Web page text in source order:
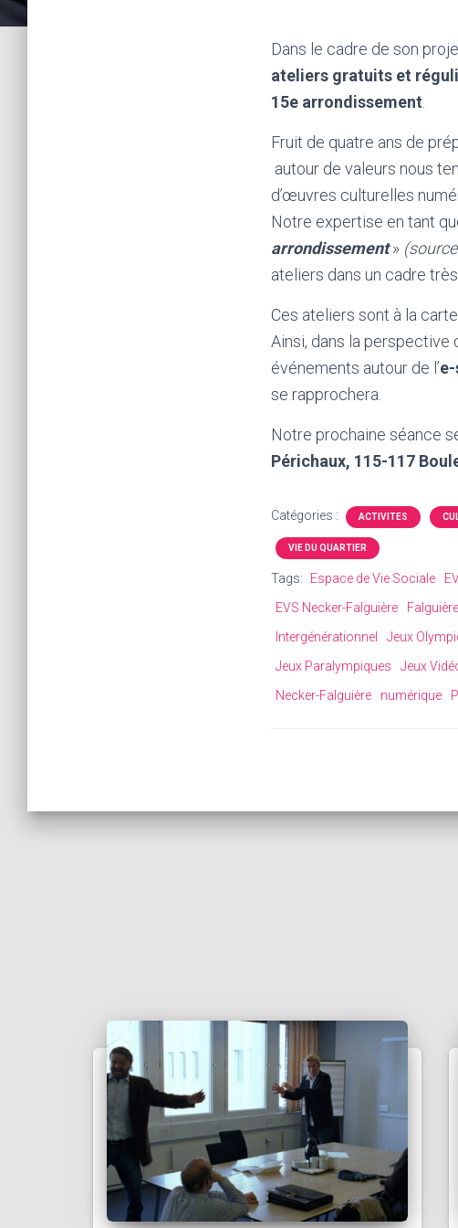
Dans le cadre de son
ateliers gratuits et
15e arrondissement
Fruit de quatre ans de
autour de valeurs nous
d’œuvres culturelles
Notre expertise en tant
arrondissement»
ateliers dans un cadre
Ces ateliers sont à la
Ainsi, dans la perspective
événements autour de l’
se rapprochera.
Notre prochaine séance
Périchaux, 115-117
Catégories : ACTIVITES
VIE DU QUARTIER
Tags: Espace de Vie Sociale
EVS Necker-Falguière
Falguière
Intergénérationnel
Jeux
Jeux Paralympiques
Jeux
Necker-Falguière
numérique